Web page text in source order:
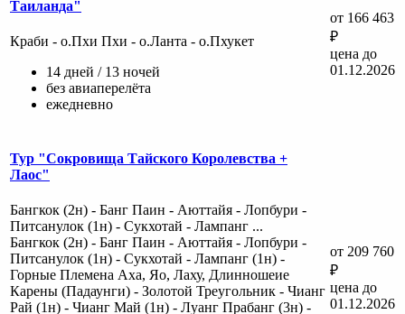
Таиланда"
Краби - о.Пхи Пхи - о.Ланта - о.Пхукет
14 дней / 13 ночей
без авиаперелёта
ежедневно
от 166 463
₽
цена до
01.12.2026
Тур "Сокровища Тайского Королевства +
Лаос"
Бангкок (2н) - Банг Паин - Аюттайя - Лопбури -
Питсанулок (1н) - Сукхотай - Лампанг ...
Бангкок (2н) - Банг Паин - Аюттайя - Лопбури -
Питсанулок (1н) - Сукхотай - Лампанг (1н) -
Горные Племена Аха, Яо, Лаху, Длинношеие
Карены (Падаунги) - Золотой Треугольник - Чианг
Рай (1н) - Чианг Май (1н) - Луанг Прабанг (3н) -
от 209 760
₽
цена до
01.12.2026